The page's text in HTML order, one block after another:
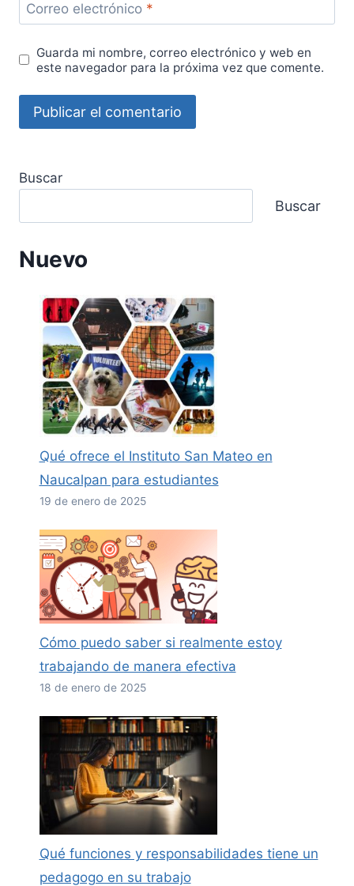
Correo electrónico *
Guarda mi nombre, correo electrónico y web en
este navegador para la próxima vez que comente.
Buscar
Buscar
Nuevo
Qué ofrece el Instituto San Mateo en
Naucalpan para estudiantes
19 de enero de 2025
Cómo puedo saber si realmente estoy
trabajando de manera efectiva
18 de enero de 2025
Qué funciones y responsabilidades tiene un
pedagogo en su trabajo